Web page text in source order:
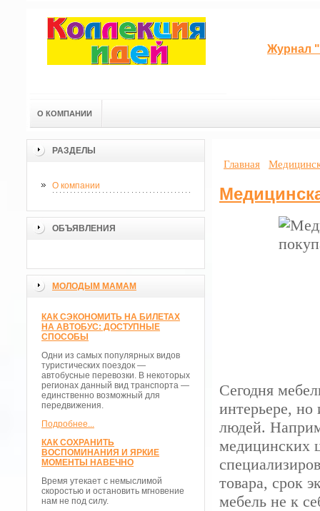
Журнал
О КОМПАНИИ
РАЗДЕЛЫ
О компании
ОБЪЯВЛЕНИЯ
МОЛОДЫМ МАМАМ
КАК СЭКОНОМИТЬ НА БИЛЕТАХ
НА АВТОБУС: ДОСТУПНЫЕ
СПОСОБЫ
Одни из самых популярных видов
туристических поездок —
автобусные перевозки. В некоторых
регионах данный вид транспорта —
единственно возможный для
передвижения.
Подробнее...
КАК СОХРАНИТЬ
ВОСПОМИНАНИЯ И ЯРКИЕ
МОМЕНТЫ НАВЕЧНО
Время утекает с немыслимой
скоростью и остановить мгновение
нам не под силу.
Главная
Сегодня
интерьере,
людей.
медицинских
товара, срок
мебель не к